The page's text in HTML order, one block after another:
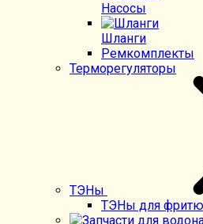
Насосы
Шланги
Ремкомплекты
Терморегуляторы
ТЭНы
ТЭНы для